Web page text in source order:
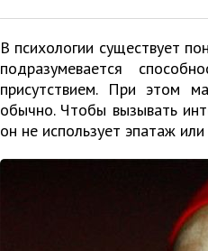
В психологии существует
подразумевается
присутствием. При этом
обычно. Чтобы вызывать
он не использует эпатаж